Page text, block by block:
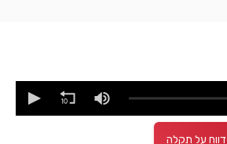
דווח על תקלה